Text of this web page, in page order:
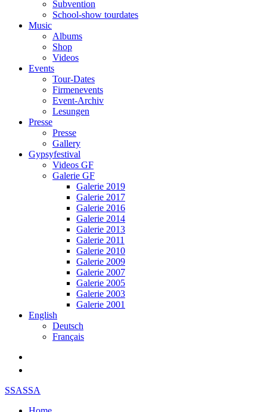
Subvention
School-show tourdates
Music
Albums
Shop
Videos
Events
Tour-Dates
Firmenevents
Event-Archiv
Lesungen
Presse
Presse
Gallery
Gypsyfestival
Videos GF
Galerie GF
Galerie 2019
Galerie 2017
Galerie 2016
Galerie 2014
Galerie 2013
Galerie 2011
Galerie 2010
Galerie 2009
Galerie 2007
Galerie 2005
Galerie 2003
Galerie 2001
English
Deutsch
Français
SSASSA